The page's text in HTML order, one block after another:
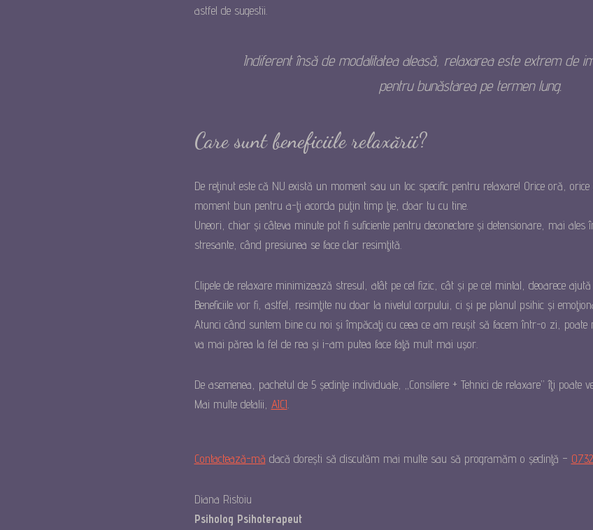
astfel de sugestii.
Indiferent însă de modalitatea aleasă, relaxarea este extrem de
pentru bunăstarea pe termen lung.
Care sunt beneficiile relaxării?
De reţinut este că NU există un moment sau un loc specific pentru relaxare! Orice oră,
moment bun pentru a-ţi acorda puţin timp ţie, doar tu cu tine.
Uneori, chiar și câteva minute pot fi suficiente pentru deconectare și detensionare, mai ales
stresante, când presiunea se face clar resimţită.
Clipele de relaxare minimizează stresul, atât pe cel fizic, cât și pe cel mintal, deoarece
Beneficiile vor fi, astfel, resimţite nu doar la nivelul corpului, ci și pe planul psihic și
Atunci când suntem bine cu noi și împăcaţi cu ceea ce am reușit să facem într-o zi, poate
va mai părea la fel de rea și i-am putea face faţă mult mai ușor.
De asemenea, pachetul de 5 ședinţe individuale, „Consiliere + Tehnici de relaxare” îţi poate
Mai multe detalii, AICI.
Contactează-mă dacă dorești să discutăm mai multe sau să programăm o ședinţă –
Diana Ristoiu
Psiholog Psihoterapeut